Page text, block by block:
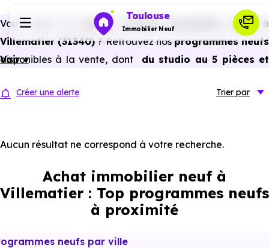
Toulouse
Immobilier Neuf
Investir
Actualités
Vous avez un
projet d’achat immobilier neuf à
Villematier (31340) ? Retrouvez nos programmes neufs
disponibles à la vente, dont
du studio au 5 pièces et
avantages du neuf :PTZ, TVA réduitedans certains cas,
énergétiques, garanties constructeur, etc.
Voir +
Créer une alerte Trier par
Aucun résultat ne correspond à votre recherche.
Achat immobilier neuf à
Villematier : Top programmes neufs
à proximité
neufs par ville